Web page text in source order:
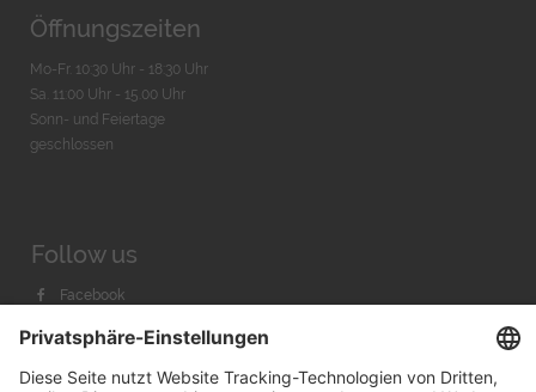
Öffnungszeiten
Mo-Fr. 10:30 Uhr - 18:30 Uhr
Sa. 11:00 Uhr - 15.00 Uhr
Sonn- und Feiertage
geschlossen
Follow us
Facebook
Youtube